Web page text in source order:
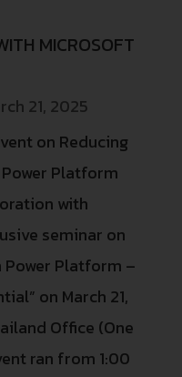
MICROSOFT
21, 2025
on Reducing
Platform
with
seminar on
Power Platform –
on March 21,
Office (One
ran from 1:00